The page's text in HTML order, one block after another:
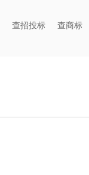
查招投标 查商标